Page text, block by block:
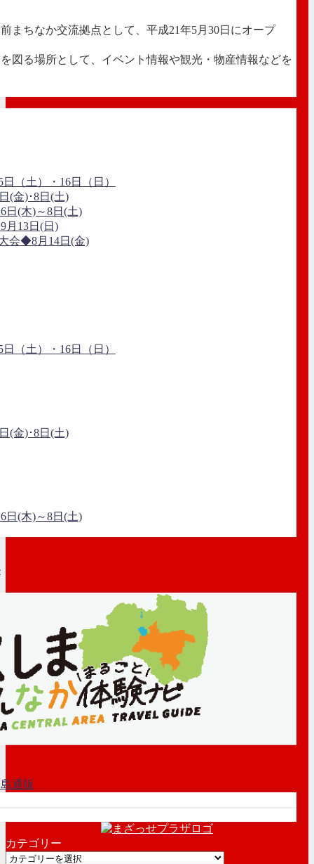
まちなか交流拠点として、平成21年5月30日にオープ
図る場所として、イベント情報や観光・物産情報などを
（土）・16日（日）
(金)･8日(土)
日(木)～8日(土)
月13日(日)
会◆8月14日(金)
（土）・16日（日）
(金)･8日(土)
日(木)～8日(土)
カテゴリー
カ